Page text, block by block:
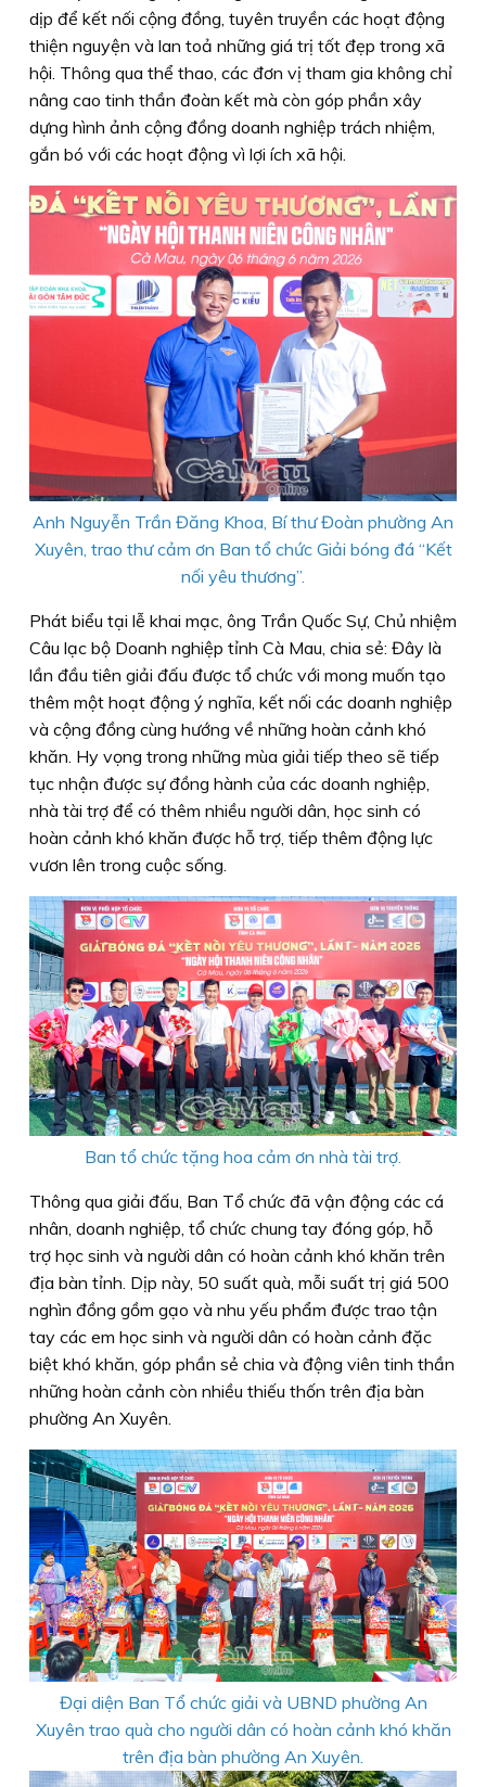
dịp để kết nối cộng đồng, tuyên truyền các hoạt động
thiện nguyện và lan toả những giá trị tốt đẹp trong xã
hội. Thông qua thể thao, các đơn vị tham gia không chỉ
nâng cao tinh thần đoàn kết mà còn góp phần xây
dựng hình ảnh cộng đồng doanh nghiệp trách nhiệm,
gắn bó với các hoạt động vì lợi ích xã hội.
Anh Nguyễn Trần Đăng Khoa, Bí thư Đoàn phường An
Xuyên, trao thư cảm ơn Ban tổ chức Giải bóng đá “Kết
nối yêu thương”.
Phát biểu tại lễ khai mạc, ông Trần Quốc Sự, Chủ nhiệm
Câu lạc bộ Doanh nghiệp tỉnh Cà Mau, chia sẻ: Đây là
lần đầu tiên giải đấu được tổ chức với mong muốn tạo
thêm một hoạt động ý nghĩa, kết nối các doanh nghiệp
và cộng đồng cùng hướng về những hoàn cảnh khó
khăn. Hy vọng trong những mùa giải tiếp theo sẽ tiếp
tục nhận được sự đồng hành của các doanh nghiệp,
nhà tài trợ để có thêm nhiều người dân, học sinh có
hoàn cảnh khó khăn được hỗ trợ, tiếp thêm động lực
vươn lên trong cuộc sống.
Ban tổ chức tặng hoa cảm ơn nhà tài trợ.
Thông qua giải đấu, Ban Tổ chức đã vận động các cá
nhân, doanh nghiệp, tổ chức chung tay đóng góp, hỗ
trợ học sinh và người dân có hoàn cảnh khó khăn trên
địa bàn tỉnh. Dịp này, 50 suất quà, mỗi suất trị giá 500
nghìn đồng gồm gạo và nhu yếu phẩm được trao tận
tay các em học sinh và người dân có hoàn cảnh đặc
biệt khó khăn, góp phần sẻ chia và động viên tinh thần
những hoàn cảnh còn nhiều thiếu thốn trên địa bàn
phường An Xuyên.
Đại diện Ban Tổ chức giải và UBND phường An
Xuyên trao quà cho người dân có hoàn cảnh khó khăn
trên địa bàn phường An Xuyên.